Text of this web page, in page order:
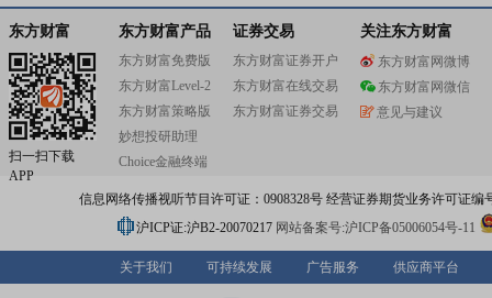
东方财富
扫一扫下载
APP
东方财富产品
东方财富免费版
东方财富Level-2
东方财富策略版
妙想投研助理
Choice金融终端
证券交易
东方财富证券开户
东方财富在线交易
东方财富证券交易
关注东方财富
东方财富网微博
东方财富网微信
意见与建议
信息网络传播视听节目许可证：0908328号 经营证券期货业务许可证编
沪ICP证:沪B2-20070217 网站备案号:沪ICP备05006054号-11
关于我们 可持续发展 广告服务 供应商平台